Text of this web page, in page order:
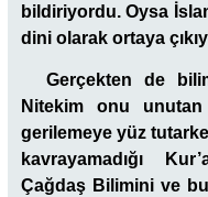
bildiriyordu. Oysa
dini olarak ortaya
Gerçekten de
Nitekim onu
gerilemeye yüz
kavrayamadığı
Çağdaş Bilimini ve